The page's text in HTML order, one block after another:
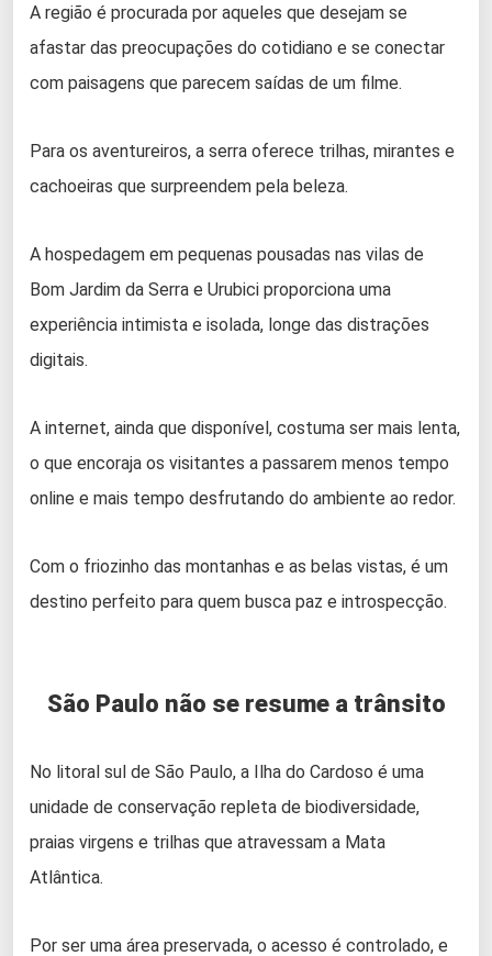
A região é procurada por aqueles que desejam se
afastar das preocupações do cotidiano e se conectar
com paisagens que parecem saídas de um filme.
Para os aventureiros, a serra oferece trilhas, mirantes e
cachoeiras que surpreendem pela beleza.
A hospedagem em pequenas pousadas nas vilas de
Bom Jardim da Serra e Urubici proporciona uma
experiência intimista e isolada, longe das distrações
digitais.
A internet, ainda que disponível, costuma ser mais lenta,
o que encoraja os visitantes a passarem menos tempo
online e mais tempo desfrutando do ambiente ao redor.
Com o friozinho das montanhas e as belas vistas, é um
destino perfeito para quem busca paz e introspecção.
São Paulo não se resume a trânsito
No litoral sul de São Paulo, a Ilha do Cardoso é uma
unidade de conservação repleta de biodiversidade,
praias virgens e trilhas que atravessam a Mata
Atlântica.
Por ser uma área preservada, o acesso é controlado, e